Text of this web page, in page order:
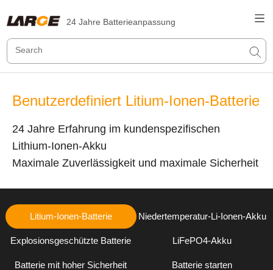
24 Jahre Batterieanpassung
Benutzerdefiniert Litium-Ionen-Batterie
24 Jahre Erfahrung im kundenspezifischen
Lithium-Ionen-Akku
Maximale Zuverlässigkeit und maximale Sicherheit
Litium-Ionen-Batterie Niedertemperatur-Li-Ionen-Akku
Explosionsgeschützte Batterie LiFePO4-Akku
Batterie mit hoher Sicherheit Batterie starten